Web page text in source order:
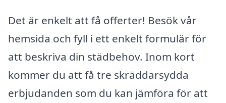
Det är enkelt att få offerter! Besök vår
hemsida och fyll i ett enkelt formulär för
att beskriva din städbehov. Inom kort
kommer du att få tre skräddarsydda
erbjudanden som du kan jämföra för att